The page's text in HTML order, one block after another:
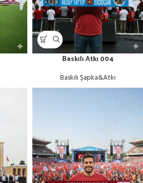
Baskılı Atkı 004
Baskılı Şapka&Atkı